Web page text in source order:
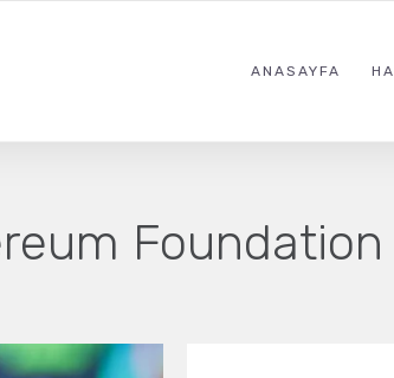
ANASAYFA
Foundation